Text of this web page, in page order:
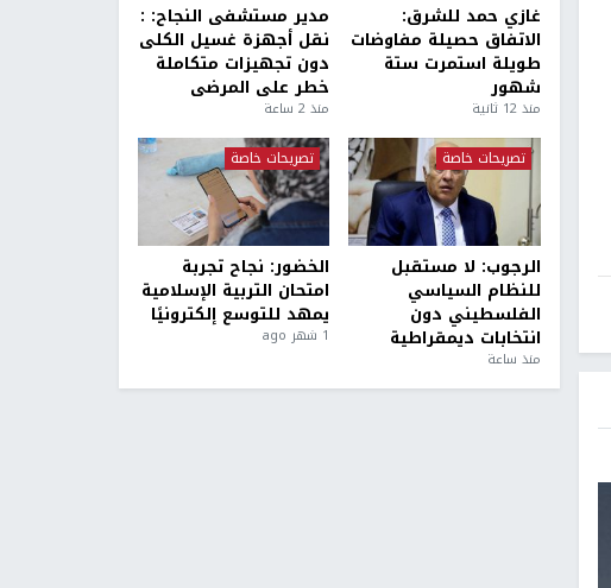
غازي حمد للشرق:
الاتفاق حصيلة مفاوضات
طويلة استمرت ستة
شهور
منذ 12 ثانية
مدير مستشفى النجاح: :
نقل أجهزة غسيل الكلى
دون تجهيزات متكاملة
خطر على المرضى
منذ 2 ساعة
تصريحات خاصة
الرجوب: لا مستقبل
للنظام السياسي
الفلسطيني دون
انتخابات ديمقراطية
منذ ساعة
تصريحات خاصة
الخضور: نجاح تجربة
امتحان التربية الإسلامية
يمهد للتوسع إلكترونيًا
1 شهر ago